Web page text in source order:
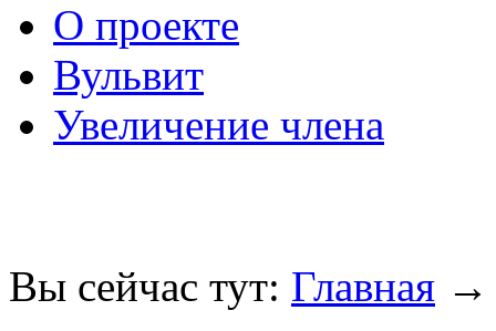
О проекте
Вульвит
Увеличение члена
Вы сейчас тут: Главная